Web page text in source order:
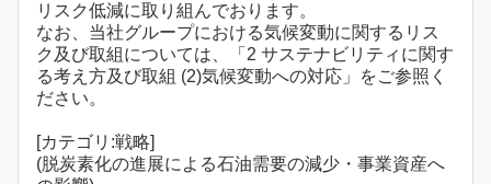
リスク低減に取り組んでおります。
なお、当社グループにおける気候変動に関するリス
ク及び取組については、「2 サステナビリティに関す
る考え方及び取組 (2)気候変動への対応」をご参照く
ださい。
[カテゴリ:戦略]
(脱炭素化の進展による石油需要の減少・事業資産へ